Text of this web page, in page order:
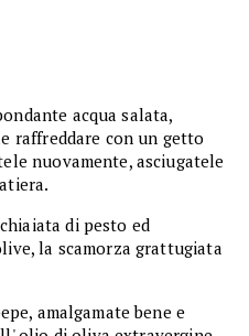
acqua salata,
raffreddare con un getto
nuovamente, asciugatele
di pesto ed
la scamorza grattugiata
amalgamate bene e